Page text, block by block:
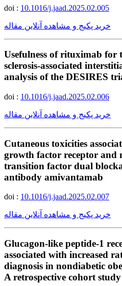
doi : 10.1016/j.jaad.2025.02.005
خرید پکیج و مشاهده آنلاین مقاله
Usefulness of rituximab for
sclerosis-associated
analysis of the DESIRES
doi : 10.1016/j.jaad.2025.02.006
خرید پکیج و مشاهده آنلاین مقاله
Cutaneous toxicities
growth factor receptor and
transition factor dual
antibody amivantamab
doi : 10.1016/j.jaad.2025.02.007
خرید پکیج و مشاهده آنلاین مقاله
Glucagon-like peptide-1
associated with increased
diagnosis in nondiabetic
A retrospective cohort study